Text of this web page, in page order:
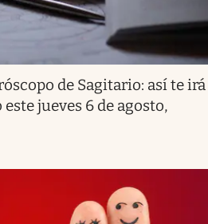
de Sagitario: así te irá
jueves 6 de agosto,